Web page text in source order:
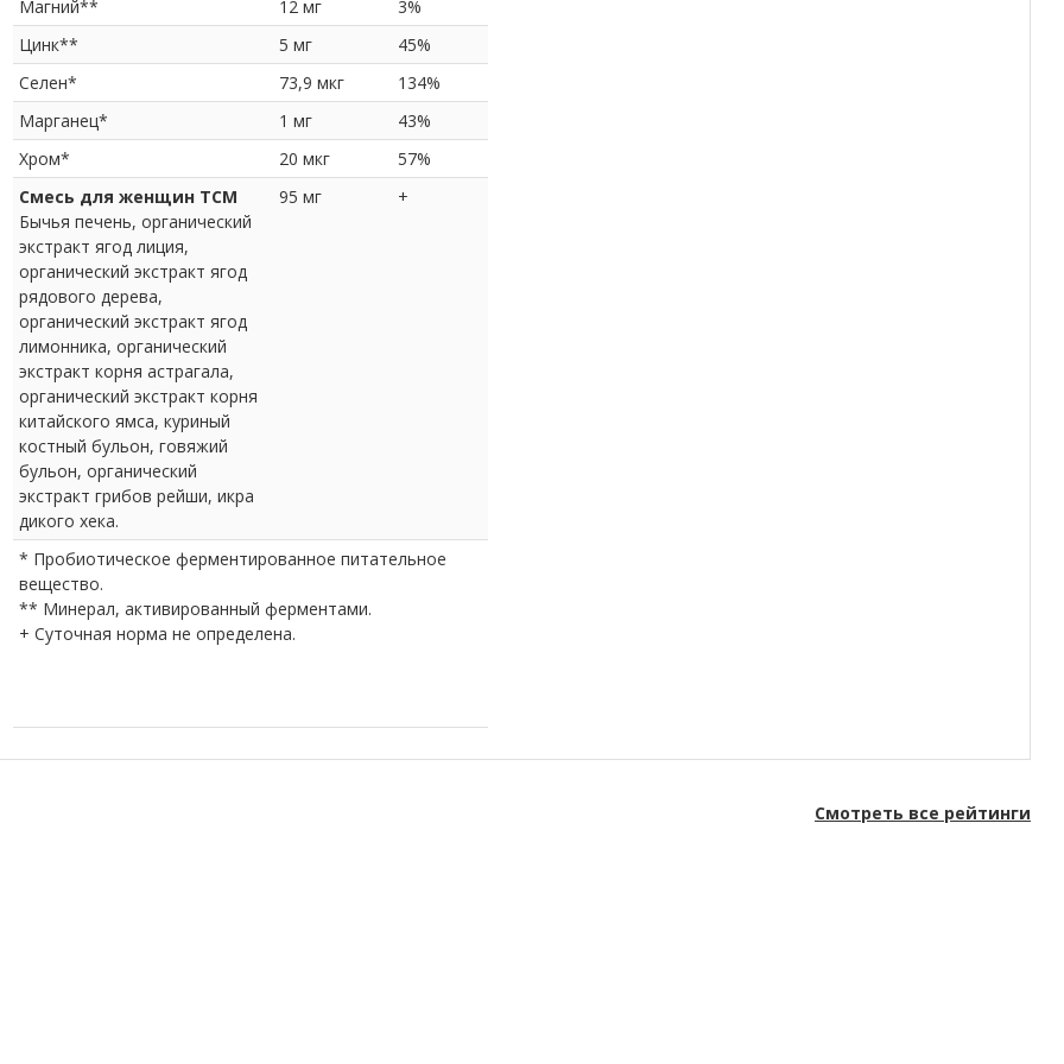
Магний**
12 мг
3%
Цинк**
5 мг
45%
Селен*
73,9 мкг
134%
Марганец*
1 мг
43%
Хром*
20 мкг
57%
Смесь для женщин TCM
Бычья печень, органический
экстракт ягод лиция,
органический экстракт ягод
рядового дерева,
органический экстракт ягод
лимонника, органический
экстракт корня астрагала,
органический экстракт корня
китайского ямса, куриный
костный бульон, говяжий
бульон, органический
экстракт грибов рейши, икра
дикого хека.
95 мг +
* Пробиотическое ферментированное питательное
вещество.
** Минерал, активированный ферментами.
+ Суточная норма не определена.
Смотреть все рейтинги